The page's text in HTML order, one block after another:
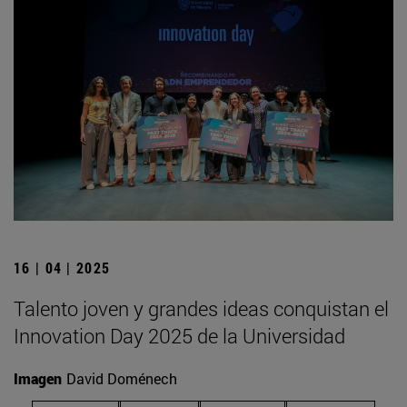
16 | 04 | 2025
Talento joven y grandes ideas conquistan el
Innovation Day 2025 de la Universidad
Imagen David Doménech